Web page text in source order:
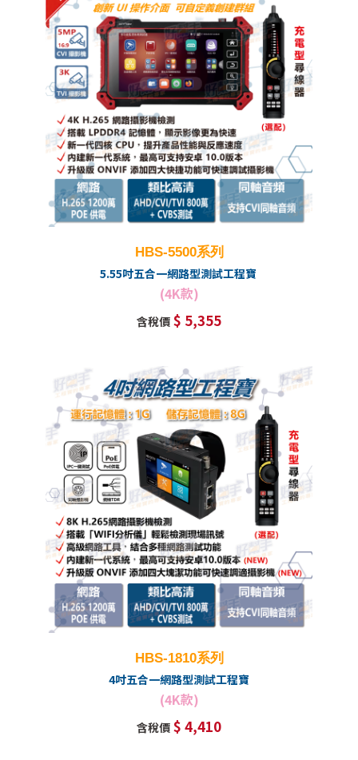
HBS-5500系列
5.55吋五合一網路型測試工程寶
(4K款)
含稅價 $ 5,355
HBS-1810系列
4吋五合一網路型測試工程寶
(4K款)
含稅價 $ 4,410